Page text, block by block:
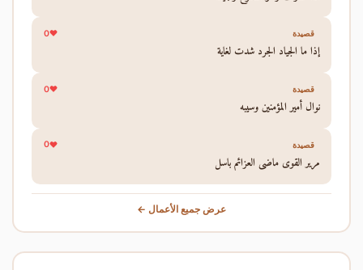
قصيدة 0
إذا ما الجياد الجرد شدت لغاية
قصيدة 0
نوال أمير المؤمنين وسيبه
قصيدة 0
مرير القوى ماضي العزائم باسل
عرض جميع الأعمال ←